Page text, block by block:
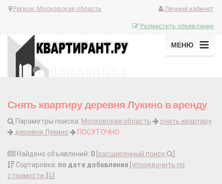
Регион: Московская область Личный кабинет
Разместить объявление
МЕНЮ
Снять квартиру деревня Лукино в аренду
Параметры поиска: Московская область
снять квартиру
деревня Лукино
ПОСУТОЧНО
Найдено объявлений: 0 расширенный поиск
Сортировка: по дате добавления упорядочить по
стоимости